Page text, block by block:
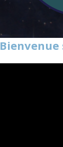
Bienvenue